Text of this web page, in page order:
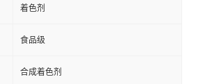
着色剂
食品级
合成着色剂